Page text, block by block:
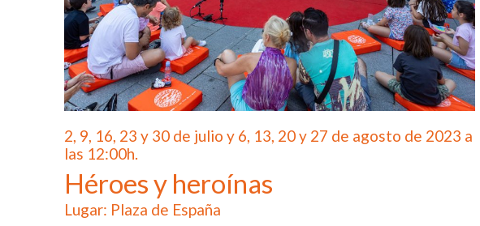
2, 9, 16, 23 y 30 de julio y 6, 13, 20 y 27 de agosto de 2023 a
las 12:00h.
Héroes y heroínas
Lugar: Plaza de España